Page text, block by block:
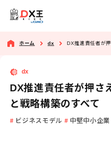
ホーム dx DX推進責任者が
dx
DX推進責任者が押さ
と戦略構築のすべて
ビジネスモデル 中堅中小企業